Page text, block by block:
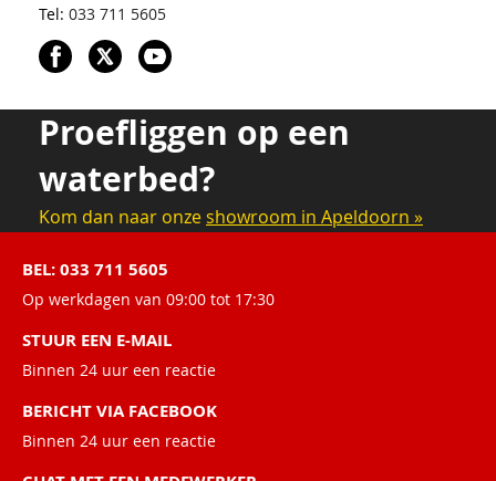
Tel: 033 711 5605
Proefliggen op een
waterbed?
Kom dan naar onzeshowroom in Apeldoorn »
BEL: 033 711 5605
Op werkdagen van 09:00 tot 17:30
STUUR EEN E-MAIL
Binnen 24 uur een reactie
BERICHT VIA FACEBOOK
Binnen 24 uur een reactie